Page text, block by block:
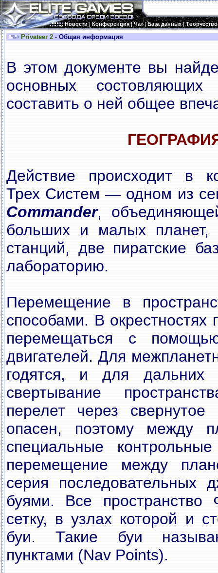
Новости|Конференция|Чат|База данных|Творчество
Privateer 2 - Общая информация
В этом документе вы
основных
составить о ней общее
Действие происходит в
Трех Систем — одном из
Commander,
больших и малых планет,
станций, две пиратские
лабораторию.
Перемещение в
способами. В
перемещаться с
двигателей. Для
годятся, и для дальних
свертывание
перелет через свернутое
опасен, поэтому между
специальные
перемещение между
серия последовательных
буями. Все пространство
сетку, в узлах которой и
буи. Такие буи
пунктами (Nav Points).